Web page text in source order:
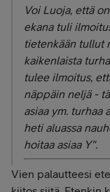
Voi Luoja, että
ekana tuli
tietenkään tullut
kaikenlaista
tulee ilmoitus,
näppäin neljä -
asiaa ym. turhaa
heti aluassa
hoitaa asiaa Y".
Vien palautteesi